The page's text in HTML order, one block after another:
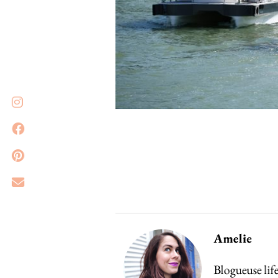
Amelie
Blogueuse